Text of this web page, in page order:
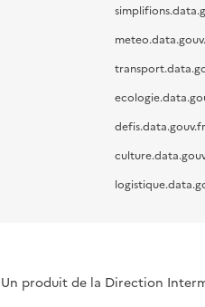
defis.data.gouv.fr
Un produit de la Direction